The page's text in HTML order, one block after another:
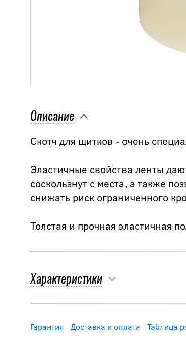
Описание
Скотч для щитков - очень
Эластичные свойства ленты
соскользнут с места, а также
снижать риск ограниченного
Толстая и прочная эластичная
Характеристики
Гарантия Доставка и оплата Таблица